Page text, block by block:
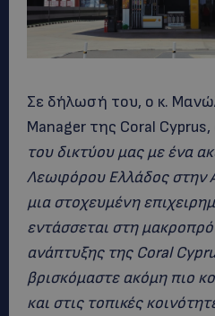
Σε δήλωσή του, ο κ.
Manager της Coral
του δικτύου μας με ένα
Λεωφόρου Ελλάδος στην
μια στοχευμένη
εντάσσεται στη
ανάπτυξης της Coral
βρισκόμαστε ακόμη πιο
και στις τοπικές